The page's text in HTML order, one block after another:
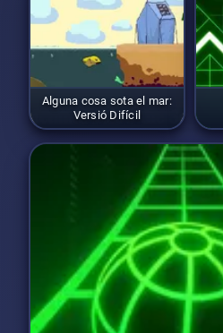
Alguna cosa sota el mar:
Versió Difícil